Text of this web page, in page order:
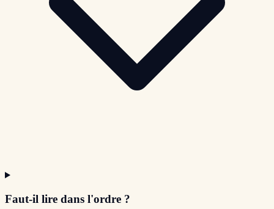
Faut-il lire dans l'ordre ?